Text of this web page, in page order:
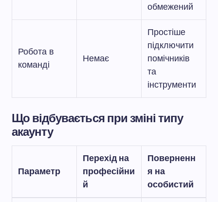
обмежений
Робота в
команді
Немає
Простіше
підключити
помічників
та
інструменти
Що відбувається при зміні типу
акаунту
Параметр
Перехід на
професійни
й
Поверненн
я на
особистий